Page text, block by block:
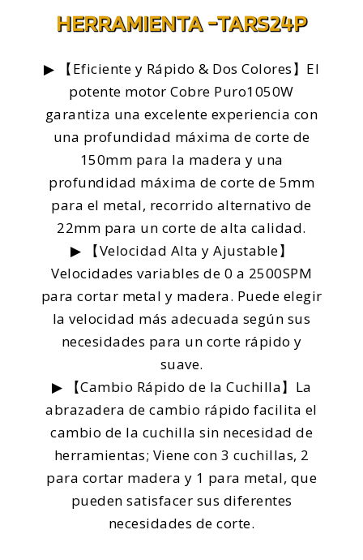
HERRAMIENTA -TARS24P
▶ 【Eficiente y Rápido & Dos Colores】El
potente motor Cobre Puro1050W
garantiza una excelente experiencia con
una profundidad máxima de corte de
150mm para la madera y una
profundidad máxima de corte de 5mm
para el metal, recorrido alternativo de
22mm para un corte de alta calidad.
▶ 【Velocidad Alta y Ajustable】
Velocidades variables de 0 a 2500SPM
para cortar metal y madera. Puede elegir
la velocidad más adecuada según sus
necesidades para un corte rápido y
suave.
▶ 【Cambio Rápido de la Cuchilla】La
abrazadera de cambio rápido facilita el
cambio de la cuchilla sin necesidad de
herramientas; Viene con 3 cuchillas, 2
para cortar madera y 1 para metal, que
pueden satisfacer sus diferentes
necesidades de corte.